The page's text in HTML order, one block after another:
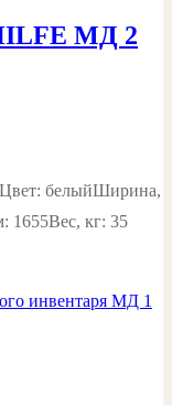
МД 2
белыйШирина,
1655Вес, кг: 35